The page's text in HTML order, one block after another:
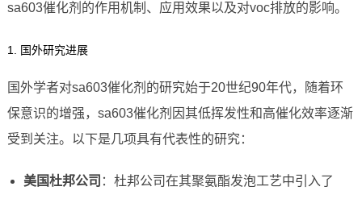
sa603催化剂的作用机制、应用效果以及对voc排放的影响。
1. 国外研究进展
国外学者对sa603催化剂的研究始于20世纪90年代，随着环
保意识的增强，sa603催化剂因其低挥发性和高催化效率逐渐
受到关注。以下是几项具有代表性的研究：
美国杜邦公司 ：杜邦公司在其聚氨酯发泡工艺中引入了